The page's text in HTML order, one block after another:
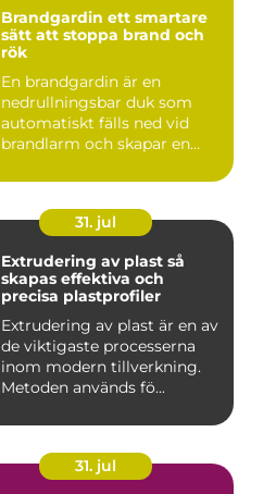
Brandgardin ett smartare
sätt att stoppa brand och
rök
En brandgardin är en
nedrullningsbar duk som
automatiskt fälls ned vid
brandlarm och skapar en
31. jul
Extrudering av plast så
skapas effektiva och
precisa plastprofiler
Extrudering av plast är en av
de viktigaste processerna
inom modern tillverkning.
Metoden används fö...
31. jul